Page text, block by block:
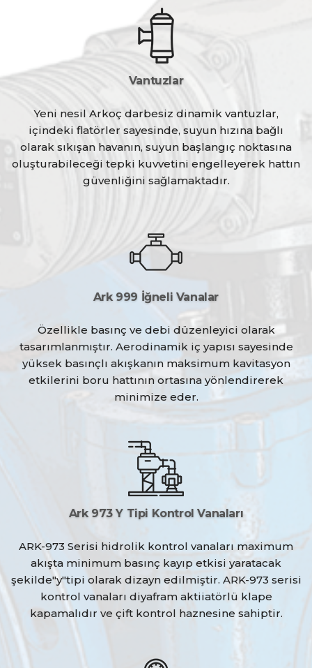
Vantuzlar
Yeni nesil Arkoç darbesiz dinamik vantuzlar,
içindeki flatörler sayesinde, suyun hızına bağlı
olarak sıkışan havanın, suyun başlangıç noktasına
oluşturabileceği tepki kuvvetini engelleyerek hattın
güvenliğini sağlamaktadır.
Ark 999 İğneli Vanalar
Özellikle basınç ve debi düzenleyici olarak
tasarımlanmıştır. Aerodinamik iç yapısı sayesinde
yüksek basınçlı akışkanın maksimum kavitasyon
etkilerini boru hattının ortasına yönlendirerek
minimize eder.
Ark 973 Y Tipi Kontrol Vanaları
ARK-973 Serisi hidrolik kontrol vanaları maximum
akışta minimum basınç kayıp etkisi yaratacak
şekilde"y"tipi olarak dizayn edilmiştir. ARK-973 serisi
kontrol vanaları diyafram aktiiatörlü klape
kapamalıdır ve çift kontrol haznesine sahiptir.